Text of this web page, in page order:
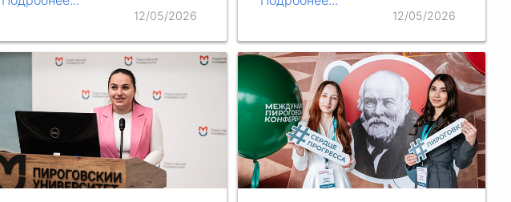
Дню Победы. Это событие
преподавателей, сотрудников и
их детей, а также гостей…
12/05/2026
медицинского института,
Отечественной войны,
состоялся митинг,
посвященный 81-й годовщине
Великой Победы.
12/05/2026